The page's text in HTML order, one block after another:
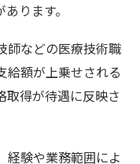
ります。
師などの医療技術職
給額が上乗せされる
取得が待遇に反映さ
経験や業務範囲によ